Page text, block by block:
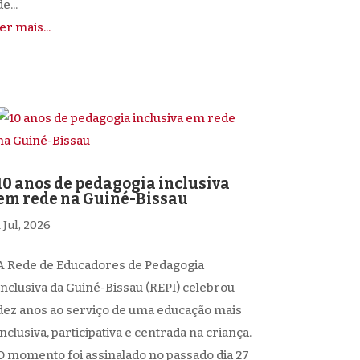
mais...
anos de pedagogia inclusiva
rede na Guiné-Bissau
Jul, 2026
Rede de Educadores de Pedagogia
da Guiné-Bissau (REPI) celebrou
anos ao serviço de uma educação mais
participativa e centrada na criança.
momento foi assinalado no passado dia 27